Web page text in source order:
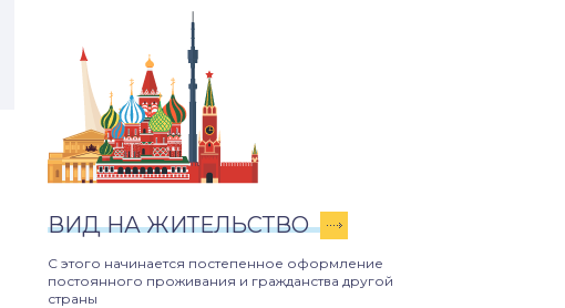
ВИД НА ЖИТЕЛЬСТВО
С этого начинается постепенное оформление
постоянного проживания и гражданства другой
страны